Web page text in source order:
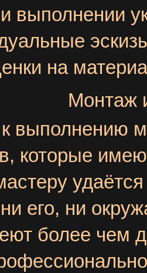
выполнении
на
Монтаж
выполнению
которые
удаётся
его, ни
более чем